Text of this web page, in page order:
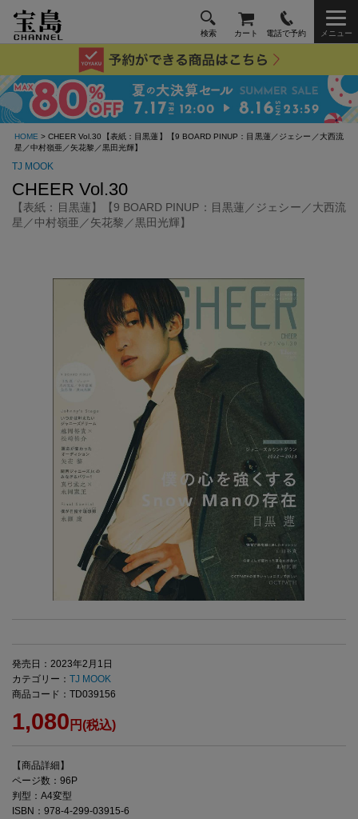
検索 カート 電話で予約 メニュー
HOME > CHEER Vol.30【表紙：目黒蓮】【9 BOARD PINUP：目黒蓮／ジェシー／大西流
星／中村嶺亜／矢花黎／黒田光輝】
TJ MOOK
CHEER Vol.30
【表紙：目黒蓮】【9 BOARD PINUP：目黒蓮／ジェシー／大西流
星／中村嶺亜／矢花黎／黒田光輝】
発売日：2023年2月1日
カテゴリー： TJ MOOK
商品コード：TD039156
1,080 円(税込)
【商品詳細】
ページ数：96P
判型：A4変型
ISBN：978-4-299-03915-6